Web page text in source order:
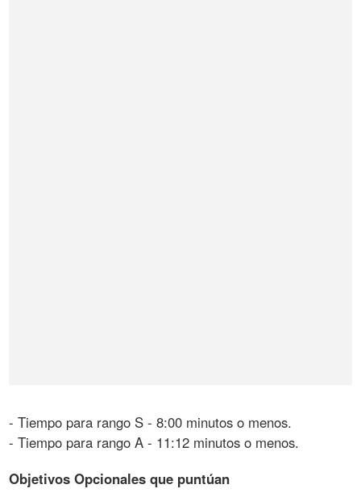
- Tiempo para rango S - 8:00 minutos o menos.
- Tiempo para rango A - 11:12 minutos o menos.
Objetivos Opcionales que puntúan